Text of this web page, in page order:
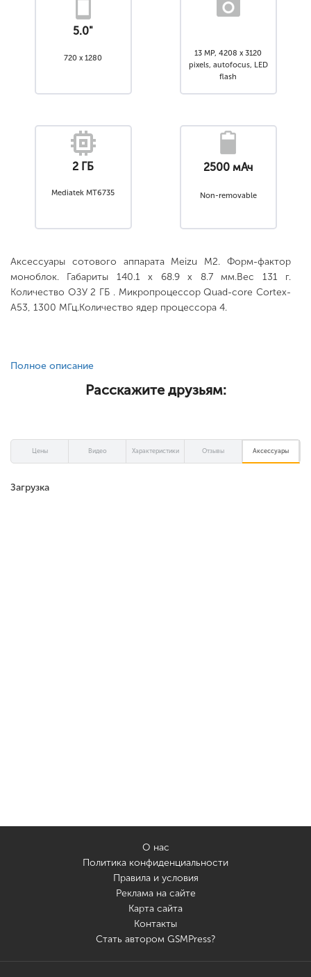
5.0"
720 x 1280
13 MP, 4208 x 3120
pixels, autofocus, LED
flash
2 ГБ
Mediatek MT6735
2500 мАч
Non-removable
Аксессуары сотового аппарата Meizu M2. Форм-фактор
моноблок. Габариты 140.1 x 68.9 x 8.7 мм.Вес 131 г.
Количество ОЗУ 2 ГБ . Микропроцессор Quad-core Cortex-
A53, 1300 МГц.Количество ядер процессора 4.
Полное описание
Расскажите друзьям:
Цены Видео Характеристики Отзывы Аксессуары
Загрузка
О нас
Политика конфиденциальности
Правила и условия
Реклама на сайте
Карта сайта
Контакты
Стать автором GSMPress?